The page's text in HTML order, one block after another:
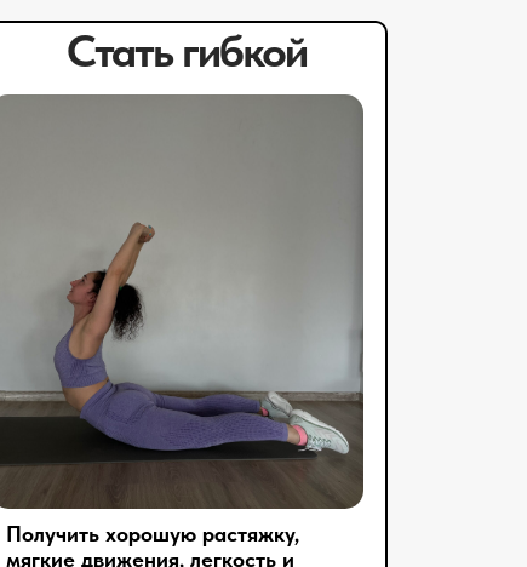
Стать гибкой
Получить хорошую растяжку,
мягкие движения, легкость и